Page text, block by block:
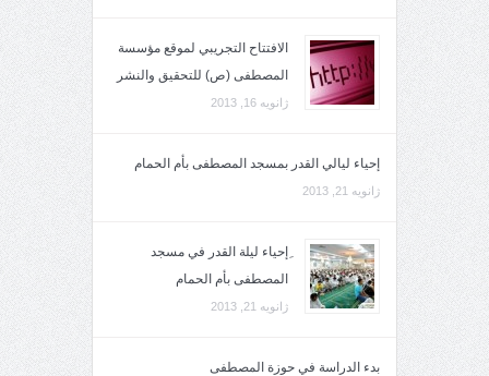
الافتتاح التجريبي لموقع مؤسسة
المصطفى (ص) للتحقيق والنشر
ژانویه 16, 2013
إحياء ليالي القدر بمسجد المصطفى بأم الحمام
ژانویه 21, 2013
ِإحياء ليلة القدر في مسجد
المصطفى بأم الحمام
ژانویه 21, 2013
بدء الدراسة في حوزة المصطفى